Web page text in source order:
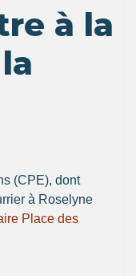
à la
(CPE), dont
à Roselyne
Place des